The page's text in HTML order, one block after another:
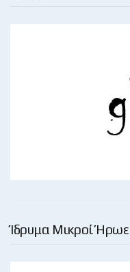
Ίδρυμα Μικροί